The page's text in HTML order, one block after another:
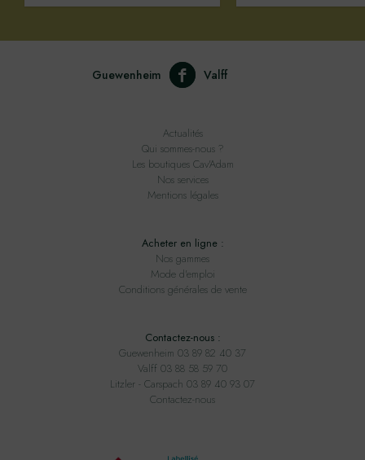
Guewenheim Valff
Actualités
Qui sommes-nous ?
Les boutiques Cav'Adam
Nos services
Mentions légales
Acheter en ligne :
Nos gammes
Mode d'emploi
Conditions générales de vente
Contactez-nous :
Guewenheim 03 89 82 40 37
Valff 03 88 58 59 70
Litzler - Carspach 03 89 40 93 07
Contactez-nous